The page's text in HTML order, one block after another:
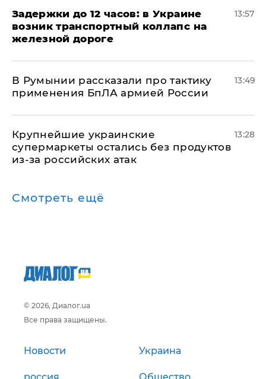
Задержки до 12 часов: в Украине
возник транспортный коллапс на
железной дороге
13:57
В Румынии рассказали про тактику
применения БпЛА армией России
13:49
Крупнейшие украинские
супермаркеты остались без продуктов
из-за российских атак
13:28
Смотреть ещё
© 2026, Диалог.ua
Все права защищены.
Новости Украина